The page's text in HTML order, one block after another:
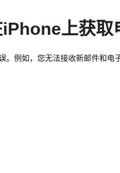
上获取
例如，您无法接收新邮件和电